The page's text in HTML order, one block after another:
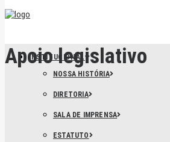
INSTITUCIONAL
NOSSA HISTÓRIA
DIRETORIA
SALA DE IMPRENSA
ESTATUTO
Apoio legislativo